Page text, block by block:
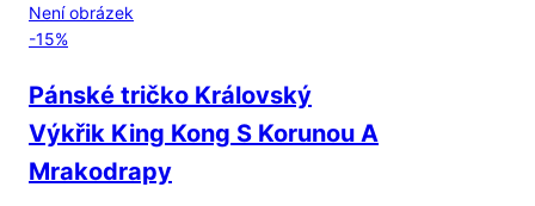
Není obrázek
-15%
Pánské tričko Královský
Výkřik King Kong S Korunou A
Mrakodrapy